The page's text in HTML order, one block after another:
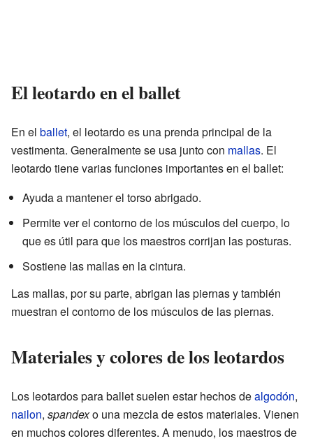
El leotardo en el ballet
En el ballet, el leotardo es una prenda principal de la
vestimenta. Generalmente se usa junto con mallas. El
leotardo tiene varias funciones importantes en el ballet:
Ayuda a mantener el torso abrigado.
Permite ver el contorno de los músculos del cuerpo, lo
que es útil para que los maestros corrijan las posturas.
Sostiene las mallas en la cintura.
Las mallas, por su parte, abrigan las piernas y también
muestran el contorno de los músculos de las piernas.
Materiales y colores de los leotardos
Los leotardos para ballet suelen estar hechos dealgodón,
nailon, spandexo una mezcla de estos materiales. Vienen
en muchos colores diferentes. A menudo, los maestros de